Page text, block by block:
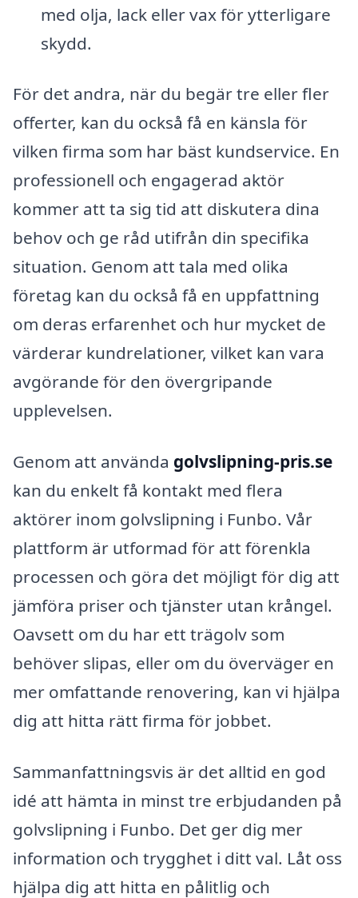
med olja, lack eller vax för ytterligare
skydd.
För det andra, när du begär tre eller fler
offerter, kan du också få en känsla för
vilken firma som har bäst kundservice. En
professionell och engagerad aktör
kommer att ta sig tid att diskutera dina
behov och ge råd utifrån din specifika
situation. Genom att tala med olika
företag kan du också få en uppfattning
om deras erfarenhet och hur mycket de
värderar kundrelationer, vilket kan vara
avgörande för den övergripande
upplevelsen.
Genom att använda golvslipning-pris.se
kan du enkelt få kontakt med flera
aktörer inom golvslipning i Funbo. Vår
plattform är utformad för att förenkla
processen och göra det möjligt för dig att
jämföra priser och tjänster utan krångel.
Oavsett om du har ett trägolv som
behöver slipas, eller om du överväger en
mer omfattande renovering, kan vi hjälpa
dig att hitta rätt firma för jobbet.
Sammanfattningsvis är det alltid en god
idé att hämta in minst tre erbjudanden på
golvslipning i Funbo. Det ger dig mer
information och trygghet i ditt val. Låt oss
hjälpa dig att hitta en pålitlig och